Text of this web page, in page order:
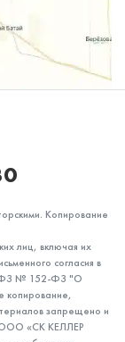
Копирование
лиц, включая их
согласия в
и ФЗ № 152-ФЗ "О
копирование,
запрещено и
ООО «СК КЕЛЛЕР